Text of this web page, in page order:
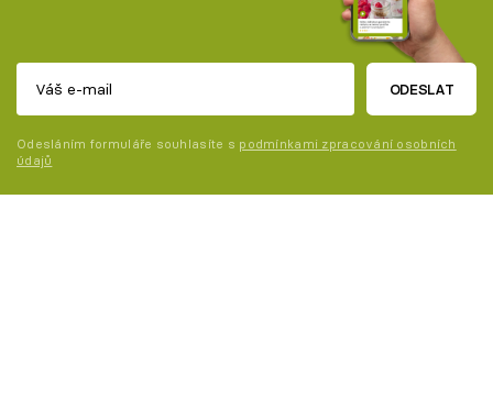
ODESLAT
Odesláním formuláře souhlasíte s podmínkami zpracování osobních
údajů